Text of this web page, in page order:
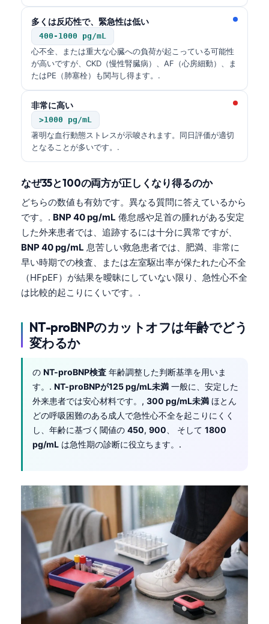
多くは反応性で、緊急性は低い
400-1000 pg/mL
心不全、または重大な心臓への負荷が起こっている可能性
が高いですが、CKD（慢性腎臓病）、AF（心房細動）、ま
たはPE（肺塞栓）も関与し得ます。.
非常に高い
>1000 pg/mL
著明な血行動態ストレスが示唆されます。同日評価が適切
となることが多いです。.
なぜ35と100の両方が正しくなり得るのか
どちらの数値も有効です。異なる質問に答えているから
です。. BNP 40 pg/mL 倦怠感や足首の腫れがある安定
した外来患者では、追跡するには十分に異常ですが、
BNP 40 pg/mL 息苦しい救急患者では、肥満、非常に
早い時期での検査、または左室駆出率が保たれた心不全
（HFpEF）が結果を曖昧にしていない限り、急性心不全
は比較的起こりにくいです。.
NT-proBNPのカットオフは年齢でどう
変わるか
の NT-proBNP検査 年齢調整した判断基準を用いま
す。. NT-proBNPが125 pg/mL未満 一般に、安定した
外来患者では安心材料です。, 300 pg/mL未満 ほとん
どの呼吸困難のある成人で急性心不全を起こりにくく
し、年齢に基づく閾値の 450, 900 、 そして 1800
pg/mL は急性期の診断に役立ちます。.